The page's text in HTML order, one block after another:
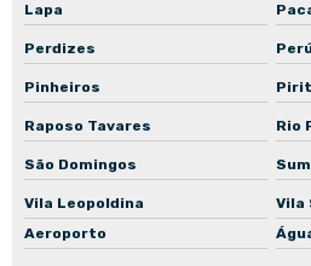
Manutenção corretiva de motor elétrico
Manutenção corretiva de bomba
Manutenção corretiva de bomba
Manutenção preventiva de motoredutor
Manutenção preventiva de motor elétrico
Manutenção preventiva de motor elétrico
Lapa
Perdizes
Pinheiros
Raposo Tavares Rio
São Domingos
Vila Leopoldina
Vila
Aeroporto